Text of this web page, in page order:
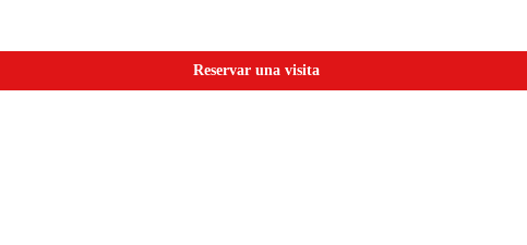
Reservar una visita